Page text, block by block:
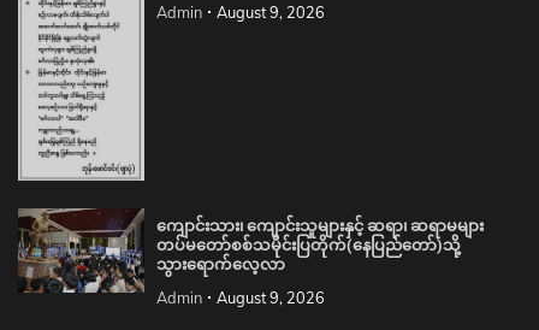
Admin August 9, 2026
ကျောင်းသား၊ ကျောင်းသူများနှင့် ဆရာ၊ ဆရာမများ
တပ်မတော်စစ်သမိုင်းပြတိုက်(နေပြည်တော်)သို့
သွားရောက်လေ့လာ
Admin August 9, 2026